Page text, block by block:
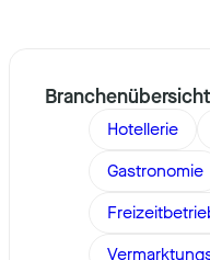
Branchenübersicht
Hotellerie
Gastronomie